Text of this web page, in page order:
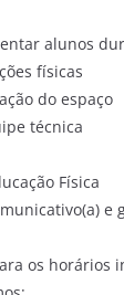
alunos
físicas
do espaço
técnica
Física
e
os horários